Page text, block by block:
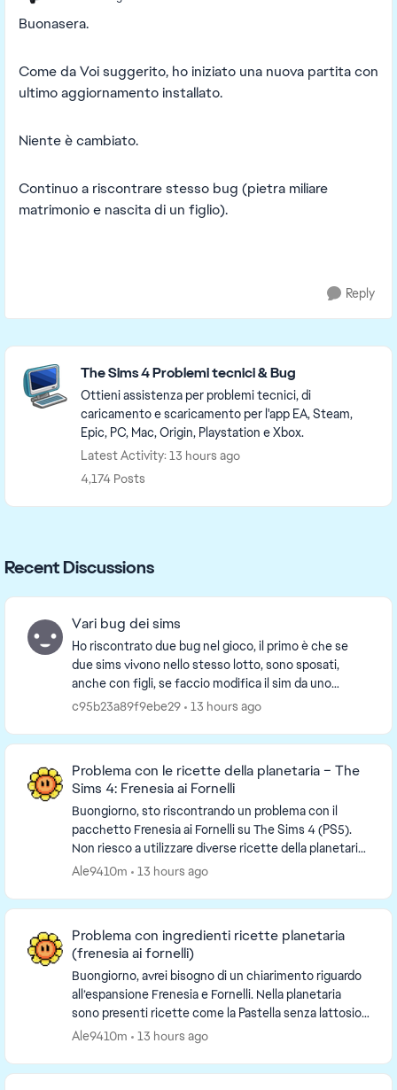
Buonasera.
Come da Voi suggerito, ho iniziato una nuova partita con
ultimo aggiornamento installato.
Niente è cambiato.
Continuo a riscontrare stesso bug (pietra miliare
matrimonio e nascita di un figlio).
Reply
Featured Places
The Sims 4 Problemi tecnici & Bug
Ottieni assistenza per problemi tecnici, di
caricamento e scaricamento per l'app EA, Steam,
Epic, PC, Mac, Origin, Playstation e Xbox.
Latest Activity: 13 hours ago
4,174 Posts
Recent Discussions
Vari bug dei sims
Ho riscontrato due bug nel gioco, il primo è che se
due sims vivono nello stesso lotto, sono sposati,
anche con figli, se faccio modifica il sim da uno
specchio o da un cassettone, poi una volta modi...
c95b23a89f9ebe29 13 hours ago
Problema con le ricette della planetaria – The
Sims 4: Frenesia ai Fornelli
Buongiorno, sto riscontrando un problema con il
pacchetto Frenesia ai Fornelli su The Sims 4 (PS5).
Non riesco a utilizzare diverse ricette della planetaria,
Ale9410m 13 hours ago
Problema con ingredienti ricette planetaria
(frenesia ai fornelli)
Buongiorno, avrei bisogno di un chiarimento riguardo
all’espansione Frenesia e Fornelli. Nella planetaria
sono presenti ricette come la Pastella senza lattosio,
che richiedono tra gli ingredienti f...
Ale9410m 13 hours ago